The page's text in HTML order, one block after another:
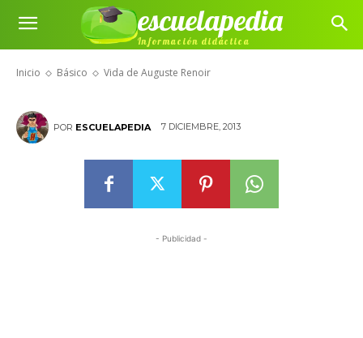
escuelapedia
Información didáctica
Inicio Básico Vida de Auguste Renoir
Vida de Auguste Renoir
POR ESCUELAPEDIA 7 DICIEMBRE, 2013
- Publicidad -